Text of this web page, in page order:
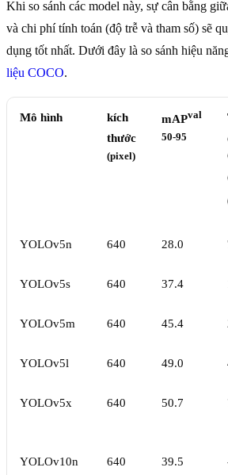
Khi so sánh các model này, sự cân bằng
và chi phí tính toán (độ trễ và tham số) sẽ
dụng tốt nhất. Dưới đây là so sánh hiệu
liệu COCO.
Mô hình
kích
thước
(pixel)
mAPval
50-95
YOLOv5n 640 28.0
YOLOv5s 640 37.4
YOLOv5m 640 45.4
YOLOv5l 640 49.0
YOLOv5x 640 50.7
YOLOv10n 640 39.5